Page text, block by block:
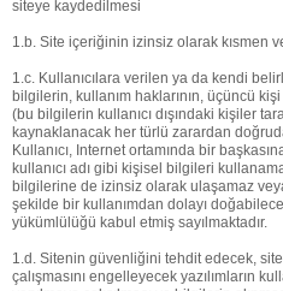
siteye kaydedilmesi
1.b. Site içeriğinin izinsiz olarak kısmen
1.c. Kullanıcılara verilen ya da kendi
bilgilerin, kullanım haklarının, üçüncü
(bu bilgilerin kullanıcı dışındaki kişiler
kaynaklanacak her türlü zarardan
Kullanıcı, Internet ortamında bir
kullanıcı adı gibi kişisel bilgileri
bilgilerine de izinsiz olarak ulaşamaz
şekilde bir kullanımdan dolayı
yükümlülüğü kabul etmiş sayılmaktadır.
1.d. Sitenin güvenliğini tehdit edecek,
çalışmasını engelleyecek yazılımların